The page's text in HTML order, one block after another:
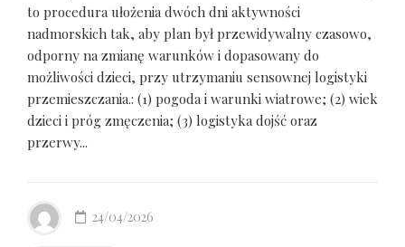
to procedura ułożenia dwóch dni aktywności
nadmorskich tak, aby plan był przewidywalny czasowo,
odporny na zmianę warunków i dopasowany do
możliwości dzieci, przy utrzymaniu sensownej logistyki
przemieszczania.: (1) pogoda i warunki wiatrowe; (2) wiek
dzieci i próg zmęczenia; (3) logistyka dojść oraz
przerwy...
24/04/2026